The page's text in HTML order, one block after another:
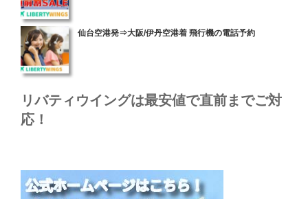
投
仙台空港発⇒大阪/伊丹空港着 飛行機の電話予約
リバティウイングは最安値で直前までご対
応！